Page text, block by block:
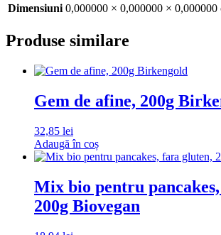
Dimensiuni 0,000000 × 0,000000 × 0,000000
Produse similare
Gem de afine, 200g
32,85 lei
Adaugă în coș
Mix bio pentru
200g Biovegan